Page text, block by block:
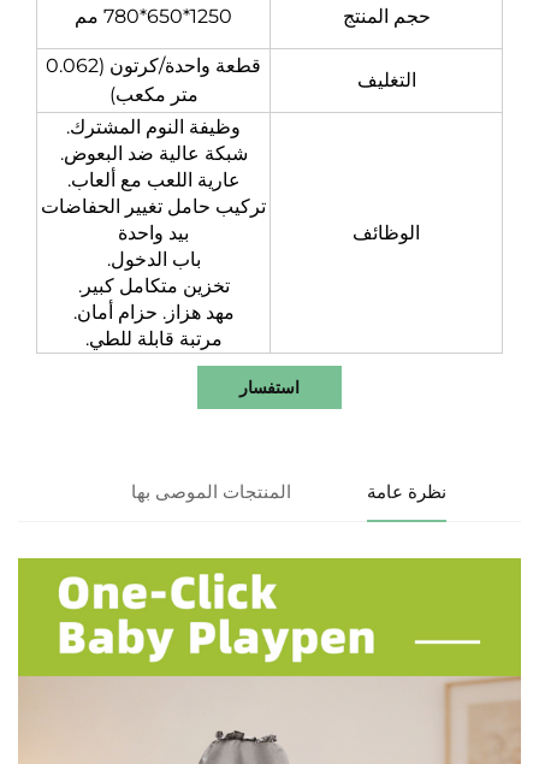
حجم المنتج 1250*650*780 مم
التغليف
قطعة واحدة/كرتون (0.062
متر مكعب)
الوظائف
وظيفة النوم المشترك.
شبكة عالية ضد البعوض.
عارية اللعب مع ألعاب.
تركيب حامل تغيير الحفاضات
بيد واحدة
باب الدخول.
تخزين متكامل كبير.
مهد هزاز. حزام أمان.
مرتبة قابلة للطي.
استفسار
نظرة عامة المنتجات الموصى بها